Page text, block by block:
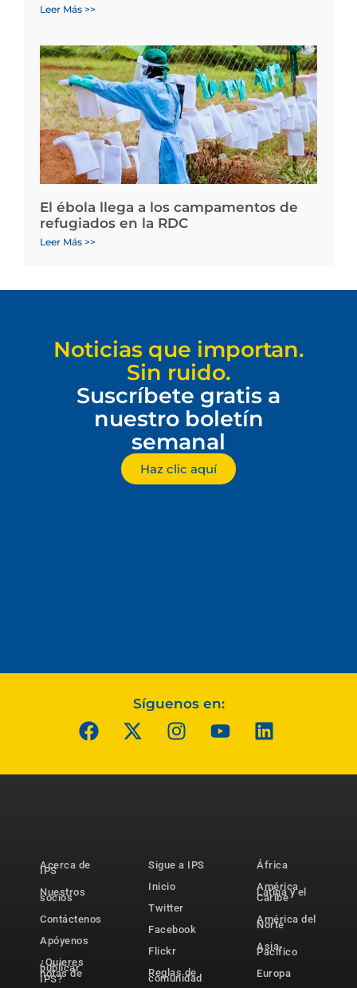
Leer Más >>
El ébola llega a los campamentos de
refugiados en la RDC
Leer Más >>
Noticias que importan.
Sin ruido.
Suscríbete gratis a
nuestro boletín
semanal
Haz clic aquí
Síguenos en:
Acerca de
IPS
Nuestros
socios
Contáctenos
Apóyenos
¿Quieres
publicar
notas de
IPS?
Sigue a IPS
Inicio
Twitter
Facebook
Flickr
Reglas de
comunidad
África
América
Latina y el
Caribe
América del
Norte
Asia-
Pacífico
Europa